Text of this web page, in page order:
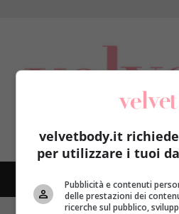
PRIMARY
MENU
velvetbody.it
per utilizzare i tuoi
Pubblicità e contenuti
delle prestazioni dei
ricerche sul pubblico,